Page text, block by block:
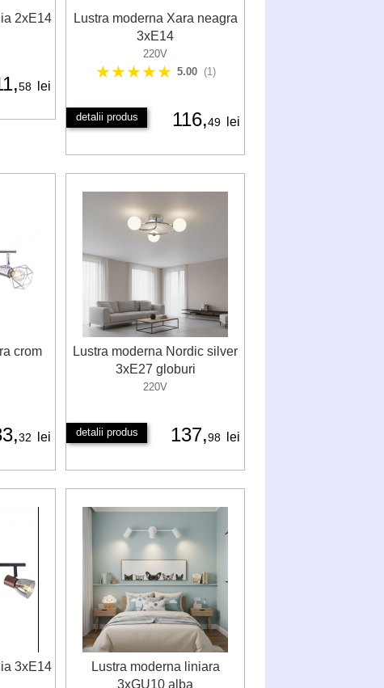
2xE14
58 lei
Lustra moderna Xara neagra
3xE14
220V
★★★★★ 5.00 (1)
detalii produs 116,49 lei
crom
32 lei
Lustra moderna Nordic silver
3xE27 globuri
220V
detalii produs 137,98 lei
3xE14
Lustra moderna liniara
3xGU10 alba